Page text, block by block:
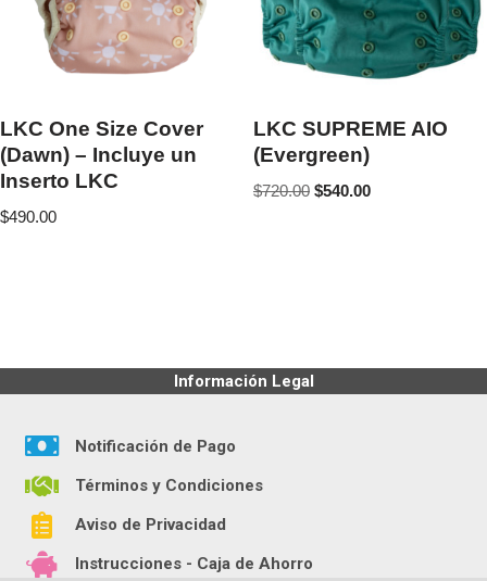
LKC One Size Cover
(Dawn) – Incluye un
Inserto LKC
$490.00
LKC SUPREME AIO
(Evergreen)
$720.00 $540.00
Información Legal
Notificación de Pago
Términos y Condiciones
Aviso de Privacidad
Instrucciones - Caja de Ahorro